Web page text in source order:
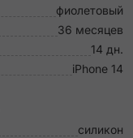
фиолетовый
36 месяцев
14 дн.
iPhone 14
силикон